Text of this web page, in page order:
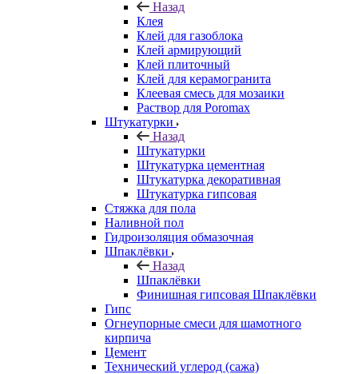
Назад
Клея
Клей для газоблока
Клей армирующий
Клей плиточный
Клей для керамогранита
Клеевая смесь для мозаики
Раствор для Poromax
Штукатурки
Назад
Штукатурки
Штукатурка цементная
Штукатурка декоративная
Штукатурка гипсовая
Стяжка для пола
Наливной пол
Гидроизоляция обмазочная
Шпаклёвки
Назад
Шпаклёвки
Финишная гипсовая Шпаклёвки
Гипс
Огнеупорные смеси для шамотного
кирпича
Цемент
Технический углерод (сажа)